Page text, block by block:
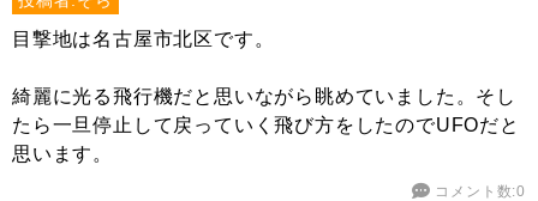
目撃地は名古屋市北区です。
綺麗に光る飛行機だと思いながら眺めていました。そし
たら一旦停止して戻っていく飛び方をしたのでUFOだと
思います。
コメント数:0